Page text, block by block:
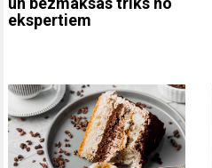
ekspertiem